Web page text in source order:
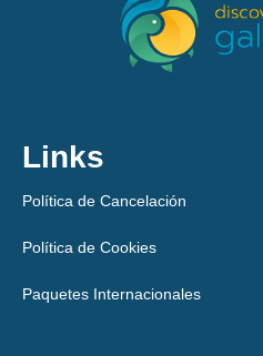
Links
Política de Cancelación
Política de Cookies
Paquetes Internacionales